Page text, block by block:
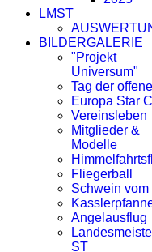
LMST
BILDERGALERIE
"Projekt
Universum"
Tag der
Europa Star
Vereinsleben
Mitglieder &
Modelle
Fliegerball
Schwein vom
Angelausflug
ST